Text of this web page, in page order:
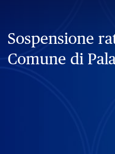
Sospensione
Comune di